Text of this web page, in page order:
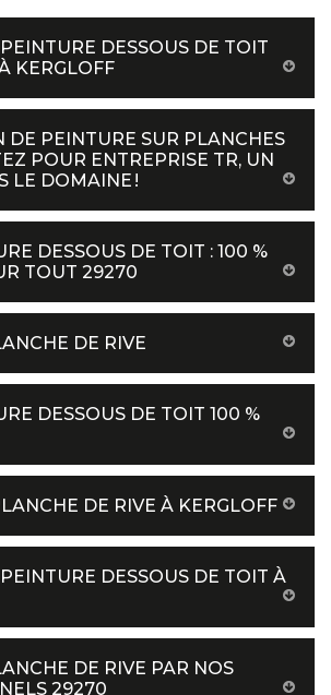
DESSOUS DE TOIT
KERGLOFF
DE PEINTURE SUR PLANCHES
POUR ENTREPRISE TR, UN
LE DOMAINE !
DESSOUS DE TOIT : 100 %
TOUT 29270
DE RIVE
DESSOUS DE TOIT 100 %
DE RIVE À KERGLOFF
DESSOUS DE TOIT À
DE RIVE PAR NOS
29270